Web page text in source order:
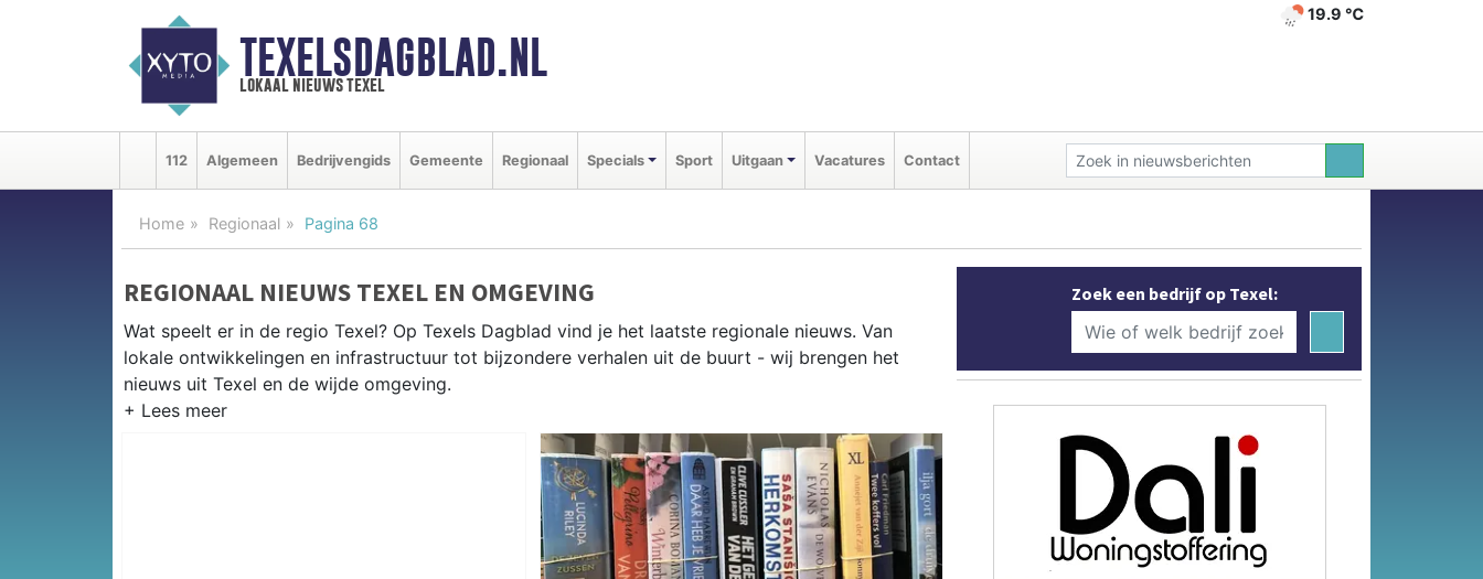
TEXELSDAGBLAD.NL
lokaal nieuws texel
19.9 ℃
112 Algemeen Bedrijvengids Gemeente Regionaal Specials Sport Uitgaan Vacatures Contact
Home Regionaal Pagina 68
REGIONAAL NIEUWS TEXEL EN OMGEVING
Wat speelt er in de regio Texel? Op Texels Dagblad vind je het laatste regionale nieuws. Van
lokale ontwikkelingen en infrastructuur tot bijzondere verhalen uit de buurt - wij brengen het
nieuws uit Texel en de wijde omgeving.
Naast Texel volgen wij ook het nieuws uit Den Helder, Schagen en Hollands Kroon als
Zoek een bedrijf op Texel: